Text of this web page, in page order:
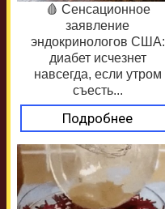
🩸 Сенсационное
заявление
эндокринологов США:
диабет исчезнет
навсегда, если утром
съесть...
Подробнее